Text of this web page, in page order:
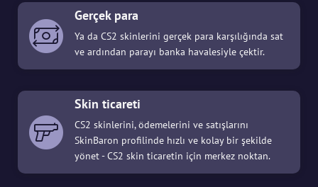
Gerçek para
Ya da CS2 skinlerini gerçek para karşılığında sat
ve ardından parayı banka havalesiyle çektir.
Skin ticareti
CS2 skinlerini, ödemelerini ve satışlarını
SkinBaron profilinde hızlı ve kolay bir şekilde
yönet - CS2 skin ticaretin için merkez noktan.